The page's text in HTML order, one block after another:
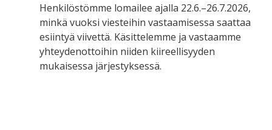
Henkilöstömme lomailee ajalla 22.6.–26.7.2026,
minkä vuoksi viesteihin vastaamisessa saattaa
esiintyä viivettä. Käsittelemme ja vastaamme
yhteydenottoihin niiden kiireellisyyden
mukaisessa järjestyksessä.